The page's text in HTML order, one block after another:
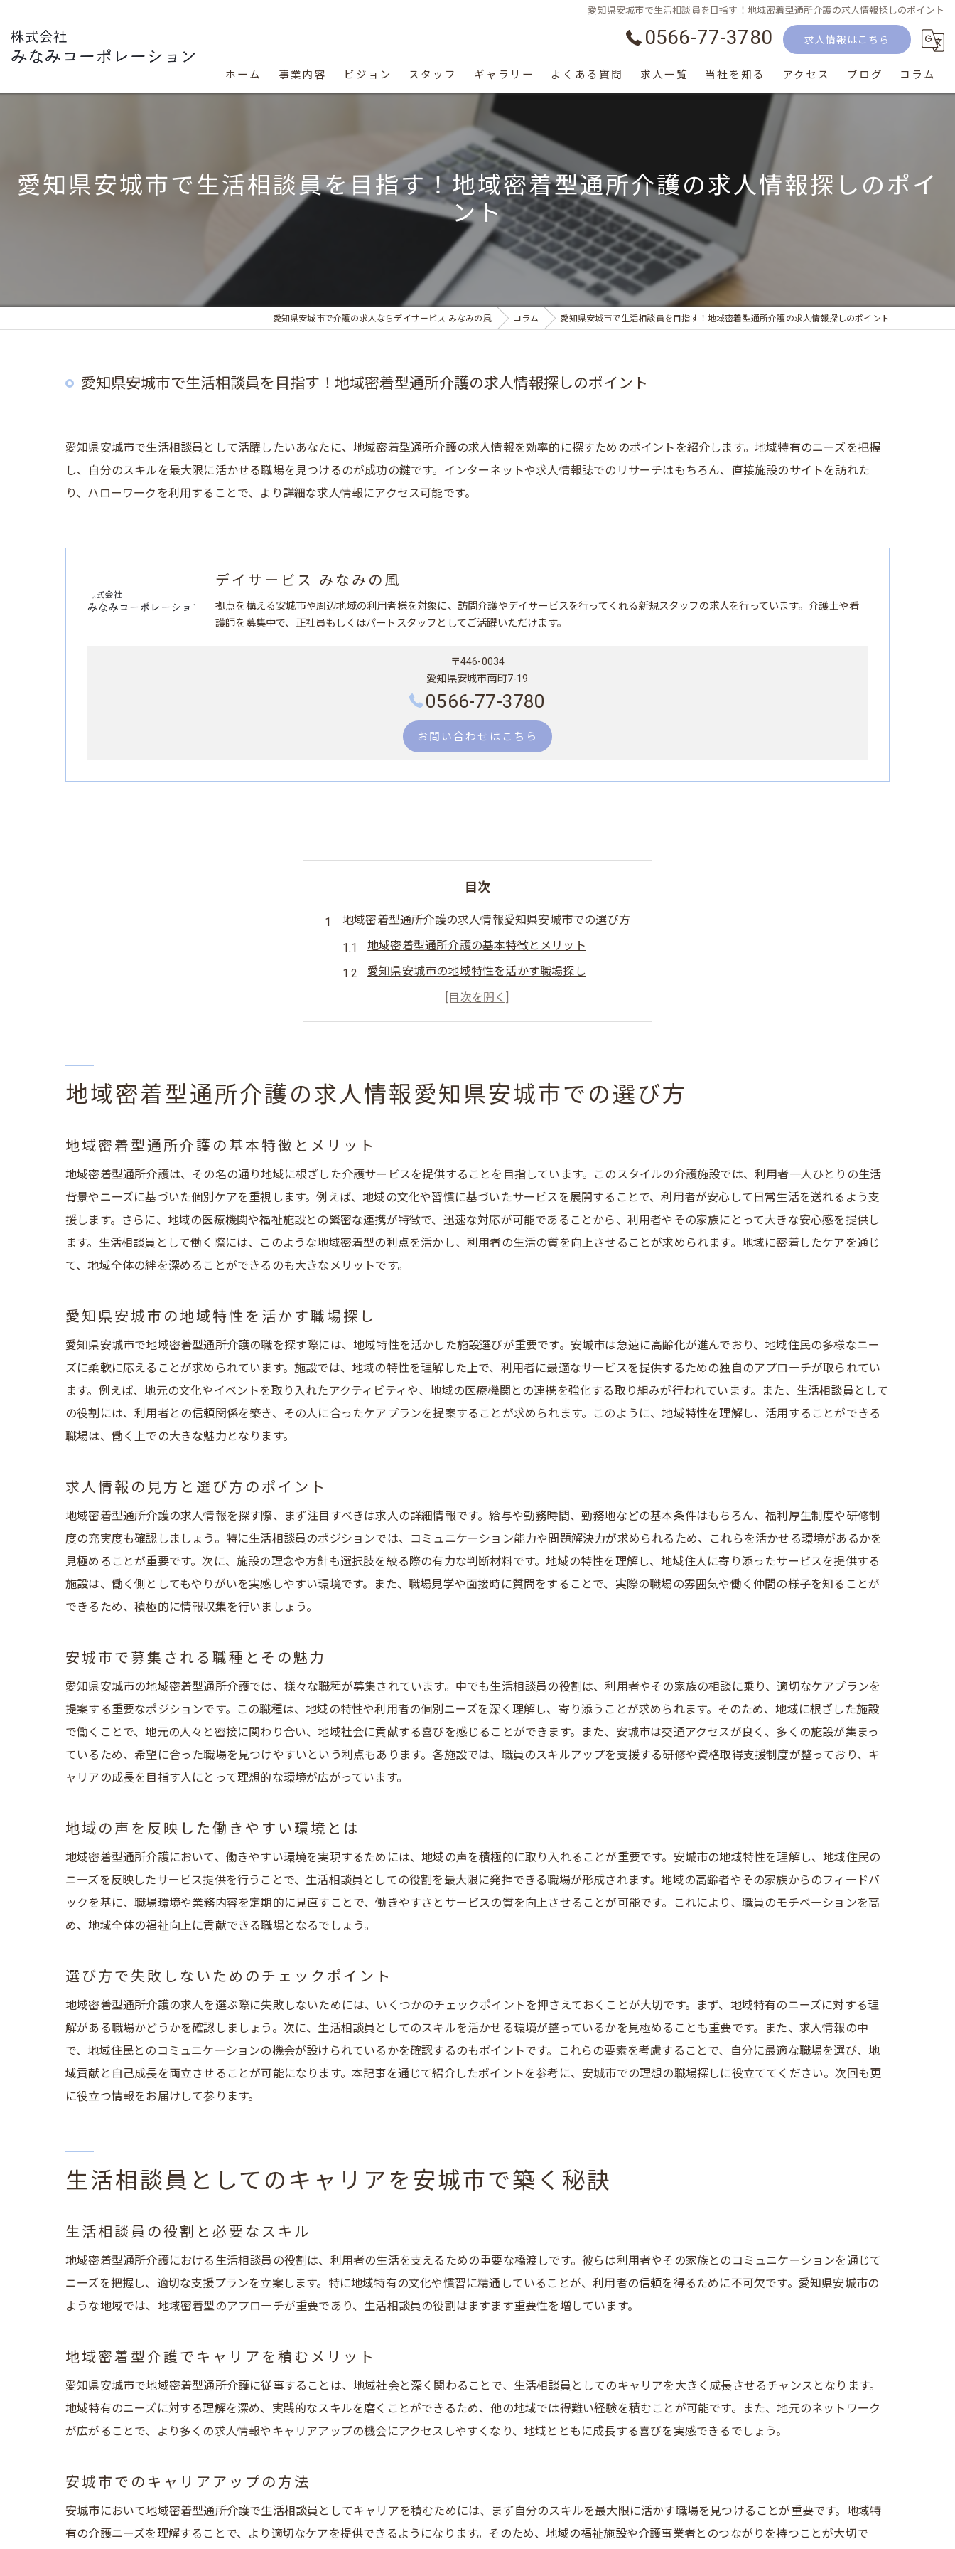
愛知県安城市で生活相談員を目指す！地域密着型通所介護の求人情報探しのポイント
0566-77-3780 求人情報はこちら
ホーム 事業内容 ビジョン スタッフ ギャラリー よくある質問 求人一覧 当社を知る
生活相談員
介護士
サービス提供責任者
アクセス ブログ コラム
愛知県安城市で生活相談員を目指す！地域密着型通所介護の求人情報探しのポイ
ント
愛知県安城市で介護の求人ならデイサービス みなみの風 コラム 愛知県安城市で生活相談員を目指す！地域密着型通所介護の求人情報探しのポイント
愛知県安城市で生活相談員を目指す！地域密着型通所介護の求人情報探しのポイント
愛知県安城市で生活相談員として活躍したいあなたに、地域密着型通所介護の求人情報を効率的に探すためのポイントを紹介します。地域特有のニーズを把握
し、自分のスキルを最大限に活かせる職場を見つけるのが成功の鍵です。インターネットや求人情報誌でのリサーチはもちろん、直接施設のサイトを訪れた
り、ハローワークを利用することで、より詳細な求人情報にアクセス可能です。
デイサービス みなみの風
拠点を構える安城市や周辺地域の利用者様を対象に、訪問介護やデイサービスを行ってくれる新規スタッフの求人を行っています。介護士や看
護師を募集中で、正社員もしくはパートスタッフとしてご活躍いただけます。
〒446-0034
愛知県安城市南町7-19
0566-77-3780
お問い合わせはこちら
目次
地域密着型通所介護の求人情報愛知県安城市での選び方
地域密着型通所介護の基本特徴とメリット
愛知県安城市の地域特性を活かす職場探し
求人情報の見方と選び方のポイント
安城市で募集される職種とその魅力
生活相談員としてのキャリアを安城市で築く秘訣
地域密着型介護でキャリアを積むメリット
安城市でのキャリアアップの方法
資格取得とキャリア形成のステップ
地域社会との連携による成長戦略
キャリアに役立つセミナーや研修情報
生活相談員として求められるスキルと経験
地域特有の求人情報を探すコツ
ソーシャルメディアを活用した情報収集術
施設の公式ウェブサイトから得る情報
オンラインセミナーやイベント参加のメリット
インターネット検索で見逃せないポイント
相談員に聞く地域特有の求人情報
無料セミナーや職業訓練の活用法
ハローワークの求職者支援の仕組み
効果的な履歴書の書き方と面接対策
施設の特徴と自分の強みの一致を見極める
職場環境の良し悪しを見極める方法
地域密着型介護職に必要な人材像
安城市の地域特性に合った人材育成
求められるコミュニケーション能力と姿勢
愛知県安城市で地域貢献できる生活相談員の求人情報
生活相談員としての社会的役割と責任
地域貢献がキャリアに与える影響
地域密着型通所介護での実践事例紹介
地域密着型通所介護の求人情報愛知県安城市での選び方
地域密着型通所介護の基本特徴とメリット
地域密着型通所介護は、その名の通り地域に根ざした介護サービスを提供することを目指しています。このスタイルの介護施設では、利用者一人ひとりの生活
背景やニーズに基づいた個別ケアを重視します。例えば、地域の文化や習慣に基づいたサービスを展開することで、利用者が安心して日常生活を送れるよう支
援します。さらに、地域の医療機関や福祉施設との緊密な連携が特徴で、迅速な対応が可能であることから、利用者やその家族にとって大きな安心感を提供し
ます。生活相談員として働く際には、このような地域密着型の利点を活かし、利用者の生活の質を向上させることが求められます。地域に密着したケアを通じ
て、地域全体の絆を深めることができるのも大きなメリットです。
愛知県安城市の地域特性を活かす職場探し
愛知県安城市で地域密着型通所介護の職を探す際には、地域特性を活かした施設選びが重要です。安城市は急速に高齢化が進んでおり、地域住民の多様なニー
ズに柔軟に応えることが求められています。施設では、地域の特性を理解した上で、利用者に最適なサービスを提供するための独自のアプローチが取られてい
ます。例えば、地元の文化やイベントを取り入れたアクティビティや、地域の医療機関との連携を強化する取り組みが行われています。また、生活相談員として
の役割には、利用者との信頼関係を築き、その人に合ったケアプランを提案することが求められます。このように、地域特性を理解し、活用することができる
職場は、働く上での大きな魅力となります。
求人情報の見方と選び方のポイント
地域密着型通所介護の求人情報を探す際、まず注目すべきは求人の詳細情報です。給与や勤務時間、勤務地などの基本条件はもちろん、福利厚生制度や研修制
度の充実度も確認しましょう。特に生活相談員のポジションでは、コミュニケーション能力や問題解決力が求められるため、これらを活かせる環境があるかを
見極めることが重要です。次に、施設の理念や方針も選択肢を絞る際の有力な判断材料です。地域の特性を理解し、地域住人に寄り添ったサービスを提供する
施設は、働く側としてもやりがいを実感しやすい環境です。また、職場見学や面接時に質問をすることで、実際の職場の雰囲気や働く仲間の様子を知ることが
できるため、積極的に情報収集を行いましょう。
安城市で募集される職種とその魅力
愛知県安城市の地域密着型通所介護では、様々な職種が募集されています。中でも生活相談員の役割は、利用者やその家族の相談に乗り、適切なケアプランを
提案する重要なポジションです。この職種は、地域の特性や利用者の個別ニーズを深く理解し、寄り添うことが求められます。そのため、地域に根ざした施設
で働くことで、地元の人々と密接に関わり合い、地域社会に貢献する喜びを感じることができます。また、安城市は交通アクセスが良く、多くの施設が集まっ
ているため、希望に合った職場を見つけやすいという利点もあります。各施設では、職員のスキルアップを支援する研修や資格取得支援制度が整っており、キ
ャリアの成長を目指す人にとって理想的な環境が広がっています。
地域の声を反映した働きやすい環境とは
地域密着型通所介護において、働きやすい環境を実現するためには、地域の声を積極的に取り入れることが重要です。安城市の地域特性を理解し、地域住民の
ニーズを反映したサービス提供を行うことで、生活相談員としての役割を最大限に発揮できる職場が形成されます。地域の高齢者やその家族からのフィードバ
ックを基に、職場環境や業務内容を定期的に見直すことで、働きやすさとサービスの質を向上させることが可能です。これにより、職員のモチベーションを高
め、地域全体の福祉向上に貢献できる職場となるでしょう。
選び方で失敗しないためのチェックポイント
地域密着型通所介護の求人を選ぶ際に失敗しないためには、いくつかのチェックポイントを押さえておくことが大切です。まず、地域特有のニーズに対する理
解がある職場かどうかを確認しましょう。次に、生活相談員としてのスキルを活かせる環境が整っているかを見極めることも重要です。また、求人情報の中
で、地域住民とのコミュニケーションの機会が設けられているかを確認するのもポイントです。これらの要素を考慮することで、自分に最適な職場を選び、地
域貢献と自己成長を両立させることが可能になります。本記事を通じて紹介したポイントを参考に、安城市での理想の職場探しに役立ててください。次回も更
に役立つ情報をお届けして参ります。
生活相談員としてのキャリアを安城市で築く秘訣
生活相談員の役割と必要なスキル
地域密着型通所介護における生活相談員の役割は、利用者の生活を支えるための重要な橋渡しです。彼らは利用者やその家族とのコミュニケーションを通じて
ニーズを把握し、適切な支援プランを立案します。特に地域特有の文化や慣習に精通していることが、利用者の信頼を得るために不可欠です。愛知県安城市の
ような地域では、地域密着型のアプローチが重要であり、生活相談員の役割はますます重要性を増しています。
地域密着型介護でキャリアを積むメリット
愛知県安城市で地域密着型通所介護に従事することは、地域社会と深く関わることで、生活相談員としてのキャリアを大きく成長させるチャンスとなります。
地域特有のニーズに対する理解を深め、実践的なスキルを磨くことができるため、他の地域では得難い経験を積むことが可能です。また、地元のネットワーク
が広がることで、より多くの求人情報やキャリアアップの機会にアクセスしやすくなり、地域とともに成長する喜びを実感できるでしょう。
安城市でのキャリアアップの方法
安城市において地域密着型通所介護で生活相談員としてキャリアを積むためには、まず自分のスキルを最大限に活かす職場を見つけることが重要です。地域特
有の介護ニーズを理解することで、より適切なケアを提供できるようになります。そのため、地域の福祉施設や介護事業者とのつながりを持つことが大切で